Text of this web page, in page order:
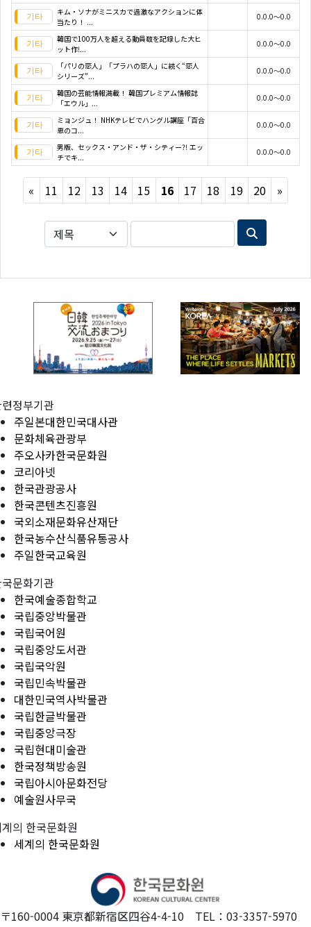
キム・ソナがミニスカで過激なアクションに体
当たり！ ...
0.0.0～0.0
韓国で100万人を超える動員数を記録した大ヒ
ット作!...
0.0.0～0.0
「パリの恋人」「プラハの恋人」に続く“恋人
シリーズ”...
0.0.0～0.0
韓国の芸能情報満載！ 韓国プレミアム情報誌
「エウル」...
0.0.0～0.0
ミョンジュ！ NHKテレビでハングル講座「百合
恵のコ...
0.0.0～0.0
男版、セックス・アンド・ザ・シティー?! エッ
チでキ...
0.0.0～0.0
« Previous
11 12 13 14 15 16 17 18 19 20 »Next
정부기관
주일본대한민국대사관
문화체육관광부
주오사카한국문화원
코리아넷
한국관광공사
한국콘텐츠진흥원
국외소재문화유산재단
한국농수산식품유통공사
주일한국교육원
문화기관
한국예술종합학교
국립중앙박물관
국립국어원
국립중앙도서관
국립국악원
국립민속박물관
대한민국역사박물관
국립한글박물관
국립중앙극장
국립현대미술관
한국정책방송원
국립아시아문화전당
예술원사무국
의 한국문화원
세계의 한국문화원
〒160-0004 東京都新宿区四谷4-4-10 TEL：03-3357-5970